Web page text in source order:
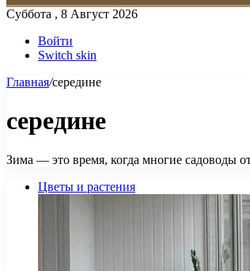
Суббота , 8 Август 2026
Войти
Switch skin
Главная/середине
середине
Зима — это время, когда многие садоводы
Цветы и растения